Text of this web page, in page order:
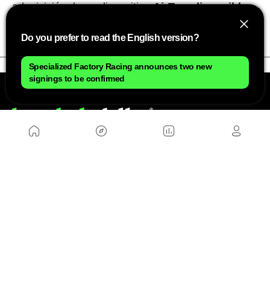
adquisición de un dispositivoAirTag, disponible
Do you prefer to read the English version?
Specialized Factory Racing announces two new
signings to be confirmed